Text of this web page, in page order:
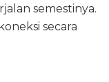
semestinya.
secara